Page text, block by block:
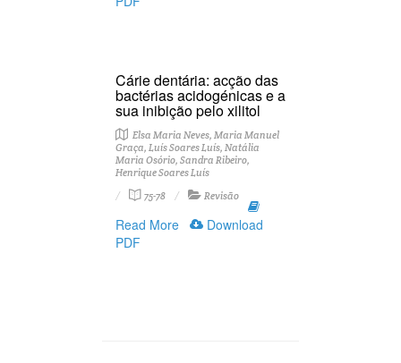
Cárie dentária: acção das
bactérias acidogénicas e a
sua inibição pelo xilitol
Elsa Maria Neves, Maria Manuel
Graça, Luís Soares Luís, Natália
Maria Osório, Sandra Ribeiro,
Henrique Soares Luís
75-78
Revisão
Read More
Download
PDF